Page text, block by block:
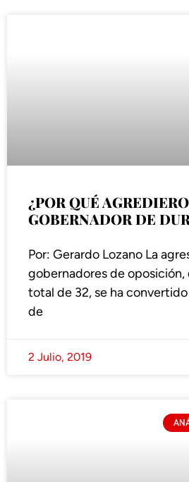
¿POR QUÉ
GOBERNADOR DE
Por: Gerardo Lozano La
gobernadores de oposición,
total de 32, se ha
de
2 Julio, 2019